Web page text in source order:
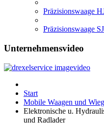
Präzisionswaage
Präzisionswaage SJ
Unternehmensvideo
Start
Mobile Waagen und
Elektronische u.
und Radlader